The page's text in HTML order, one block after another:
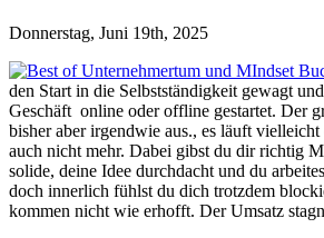
Donnerstag, Juni 19th, 2025
den Start in die Selbstständigkeit gewagt
Geschäft online oder offline gestartet. Der
bisher aber irgendwie aus., es läuft vielleicht
auch nicht mehr. Dabei gibst du dir richtig
solide, deine Idee durchdacht und du
doch innerlich fühlst du dich trotzdem
kommen nicht wie erhofft. Der Umsatz